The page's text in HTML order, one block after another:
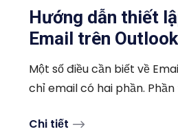
Hướng dẫn thiết
Email trên
Một số điều cần biết về
chỉ email có hai phần.
Chi tiết